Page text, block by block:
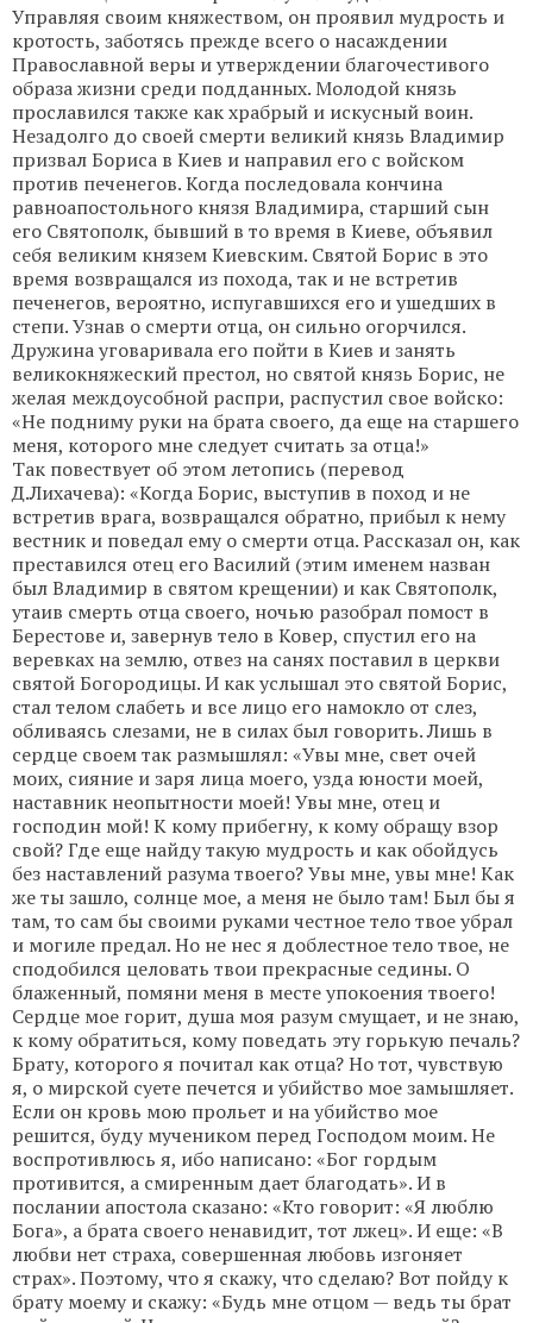
Управляя своим княжеством, он проявил мудрость и
кротость, заботясь прежде всего о насаждении
Православной веры и утверждении благочестивого
образа жизни среди подданных. Молодой князь
прославился также как храбрый и искусный воин.
Незадолго до своей смерти великий князь Владимир
призвал Бориса в Киев и направил его с войском
против печенегов. Когда последовала кончина
равноапостольного князя Владимира, старший сын
его Святополк, бывший в то время в Киеве, объявил
себя великим князем Киевским. Святой Борис в это
время возвращался из похода, так и не встретив
печенегов, вероятно, испугавшихся его и ушедших в
степи. Узнав о смерти отца, он сильно огорчился.
Дружина уговаривала его пойти в Киев и занять
великокняжеский престол, но святой князь Борис, не
желая междоусобной распри, распустил свое войско:
«Не подниму руки на брата своего, да еще на старшего
меня, которого мне следует считать за отца!»
Так повествует об этом летопись (перевод
Д.Лихачева): «Когда Борис, выступив в поход и не
встретив врага, возвращался обратно, прибыл к нему
вестник и поведал ему о смерти отца. Рассказал он, как
преставился отец его Василий (этим именем назван
был Владимир в святом крещении) и как Святополк,
утаив смерть отца своего, ночью разобрал помост в
Берестове и, завернув тело в Ковер, спустил его на
веревках на землю, отвез на санях поставил в церкви
святой Богородицы. И как услышал это святой Борис,
стал телом слабеть и все лицо его намокло от слез,
обливаясь слезами, не в силах был говорить. Лишь в
сердце своем так размышлял: «Увы мне, свет очей
моих, сияние и заря лица моего, узда юности моей,
наставник неопытности моей! Увы мне, отец и
господин мой! К кому прибегну, к кому обращу взор
свой? Где еще найду такую мудрость и как обойдусь
без наставлений разума твоего? Увы мне, увы мне! Как
же ты зашло, солнце мое, а меня не было там! Был бы я
там, то сам бы своими руками честное тело твое убрал
и могиле предал. Но не нес я доблестное тело твое, не
сподобился целовать твои прекрасные седины. О
блаженный, помяни меня в месте упокоения твоего!
Сердце мое горит, душа моя разум смущает, и не знаю,
к кому обратиться, кому поведать эту горькую печаль?
Брату, которого я почитал как отца? Но тот, чувствую
я, о мирской суете печется и убийство мое замышляет.
Если он кровь мою прольет и на убийство мое
решится, буду мучеником перед Господом моим. Не
воспротивлюсь я, ибо написано: «Бог гордым
противится, а смиренным дает благодать». И в
послании апостола сказано: «Кто говорит: «Я люблю
Бога», а брата своего ненавидит, тот лжец». И еще: «В
любви нет страха, совершенная любовь изгоняет
страх». Поэтому, что я скажу, что сделаю? Вот пойду к
брату моему и скажу: «Будь мне отцом — ведь ты брат